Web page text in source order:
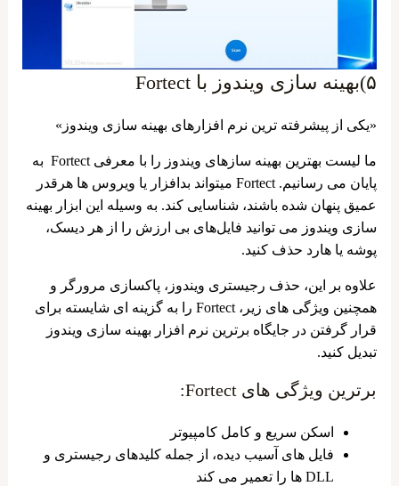
۵)بهینه سازی ویندوز با Fortect
«یکی از پیشرفته ‌ترین نرم ‌افزارهای بهینه ‌سازی ویندوز»
ما لیست بهترین بهینه ‌سازهای ویندوز را با معرفی Fortect به
پایان می‌ رسانیم. Fortect میتواند بدافزار یا ویروس ‌ها هرقدر
عمیق پنهان شده‌ باشند، شناسایی ‌کند. به وسیله این ابزار بهینه
سازی ویندوز می ‌توانید فایل‌های بی ارزش را از هر دیسک،
پوشه یا هارد حذف کنید.
علاوه بر این، حذف رجیستری ویندوز، پاکسازی مرورگر و
همچنین ویژگی ‌های زیر، Fortect را به گزینه ای شایسته برای
قرار گرفتن در جایگاه برترین نرم افزار بهینه سازی ویندوز
تبدیل کنید.
برترین ویژگی های Fortect:
اسکن سریع و کامل کامپیوتر
فایل های آسیب دیده، از جمله کلیدهای رجیستری و
DLL ها را تعمیر می کند